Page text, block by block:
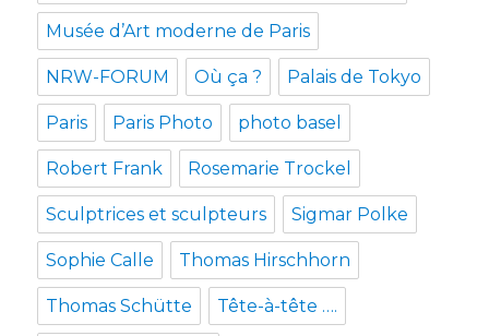
Musée d’Art moderne de Paris
NRW-FORUM Où ça ? Palais de Tokyo
Paris Paris Photo photo basel
Robert Frank Rosemarie Trockel
Sculptrices et sculpteurs Sigmar Polke
Sophie Calle Thomas Hirschhorn
Thomas Schütte Tête-à-tête ….